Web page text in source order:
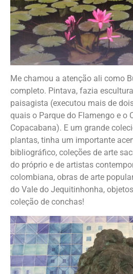
Me chamou a atenção ali como
completo. Pintava, fazia
paisagista (executou mais de
quais o Parque do Flamengo e o
Copacabana). E um grande
plantas, tinha um importante
bibliográfico, coleções de arte
do próprio e de artistas
colombiana, obras de arte
do Vale do Jequitinhonha,
coleção de conchas!